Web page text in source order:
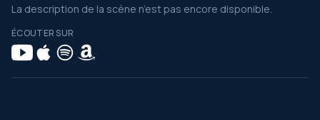
La description de la scène n’est pas encore disponible.
ÉCOUTER SUR